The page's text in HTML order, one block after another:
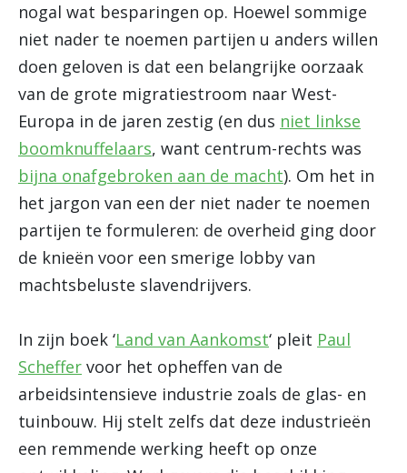
nogal wat besparingen op. Hoewel sommige
niet nader te noemen partijen u anders willen
doen geloven is dat een belangrijke oorzaak
van de grote migratiestroom naar West-
Europa in de jaren zestig (en dus niet linkse
boomknuffelaars, want centrum-rechts was
bijna onafgebroken aan de macht). Om het in
het jargon van een der niet nader te noemen
partijen te formuleren: de overheid ging door
de knieën voor een smerige lobby van
machtsbeluste slavendrijvers.
In zijn boek ‘Land van Aankomst‘ pleit Paul
Scheffer voor het opheffen van de
arbeidsintensieve industrie zoals de glas- en
tuinbouw. Hij stelt zelfs dat deze industrieën
een remmende werking heeft op onze